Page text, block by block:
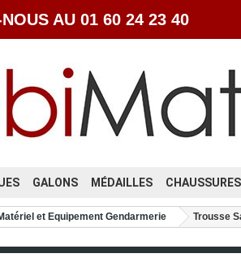
AU 01 60 24 23 40
GALONS MÉDAILLES CHAUSSURES
et Equipement Gendarmerie Trousse